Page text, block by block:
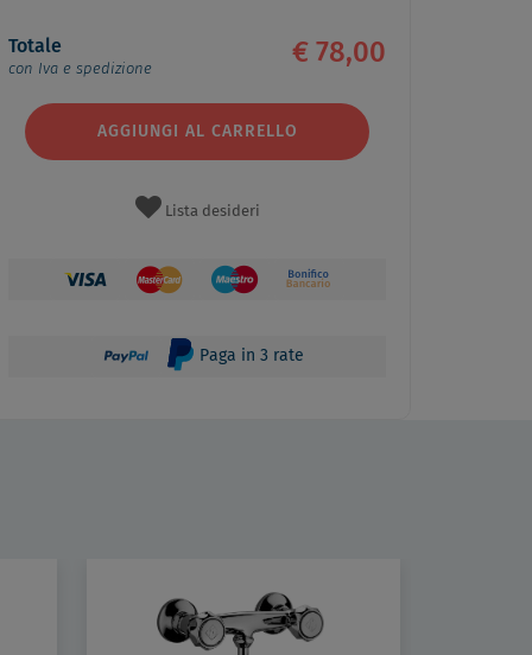
Totale
con Iva e spedizione
€ 78,00
AGGIUNGI AL CARRELLO
Lista desideri
Paga in 3 rate